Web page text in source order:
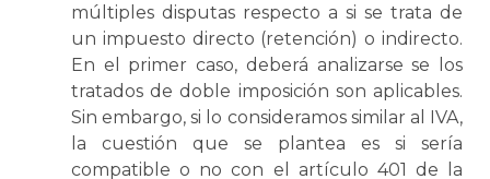
múltiples disputas respecto a si se trata de
un impuesto directo (retención) o indirecto.
En el primer caso, deberá analizarse se los
tratados de doble imposición son aplicables.
Sin embargo, si lo consideramos similar al IVA,
la cuestión que se plantea es si sería
compatible o no con el artículo 401 de la